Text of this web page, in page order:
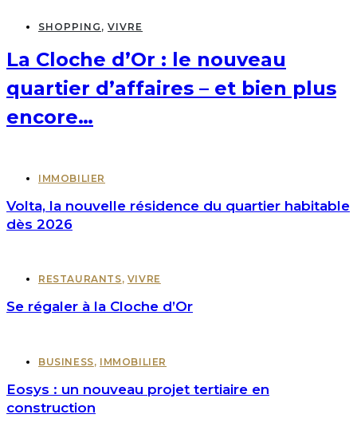
SHOPPING , VIVRE
La Cloche d’Or : le nouveau
quartier d’affaires – et bien plus
encore…
IMMOBILIER
Volta, la nouvelle résidence du quartier habitable
dès 2026
RESTAURANTS, VIVRE
Se régaler à la Cloche d’Or
BUSINESS, IMMOBILIER
Eosys : un nouveau projet tertiaire en
construction